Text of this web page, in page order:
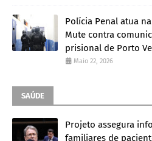
Polícia Penal atua
Mute contra
prisional de Porto
Maio 22, 2026
SAÚDE
Projeto assegura
familiares de